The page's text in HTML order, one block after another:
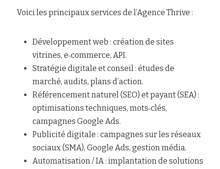
Voici les principaux services de l’Agence Thrive :
Développement web : création de sites
vitrines, e‑commerce, API.
Stratégie digitale et conseil : études de
marché, audits, plans d’action.
Référencement naturel (SEO) et payant (SEA) :
optimisations techniques, mots‑clés,
campagnes Google Ads.
Publicité digitale : campagnes sur les réseaux
sociaux (SMA), Google Ads, gestion média.
Automatisation / IA : implantation de solutions